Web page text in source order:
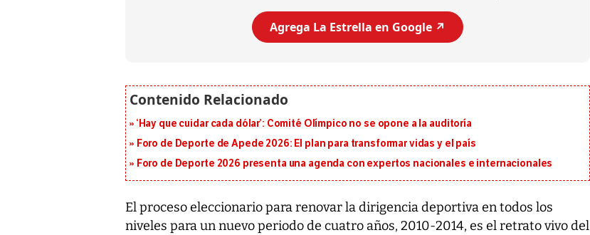
Agrega La Estrella en Google ↗️
‘Hay que cuidar cada dólar’: Comité Olímpico no se opone a la auditoría
Foro de Deporte de Apede 2026: El plan para transformar vidas y el país
Foro de Deporte 2026 presenta una agenda con expertos nacionales e internacionales
El proceso eleccionario para renovar la dirigencia deportiva en todos los
niveles para un nuevo periodo de cuatro años, 2010-2014, es el retrato vivo del
al sur de Japón, provocando una